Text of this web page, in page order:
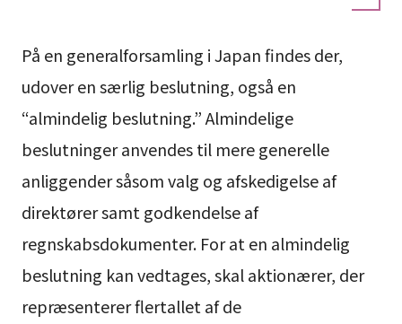
På en generalforsamling i Japan findes der,
udover en særlig beslutning, også en
“almindelig beslutning.” Almindelige
beslutninger anvendes til mere generelle
anliggender såsom valg og afskedigelse af
direktører samt godkendelse af
regnskabsdokumenter. For at en almindelig
beslutning kan vedtages, skal aktionærer, der
repræsenterer flertallet af de